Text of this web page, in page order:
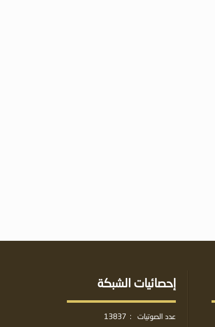
إحصائيات الشبكة
عدد الصوتيات :
13837